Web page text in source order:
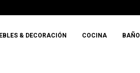
& DECORACIÓN COCINA BAÑO